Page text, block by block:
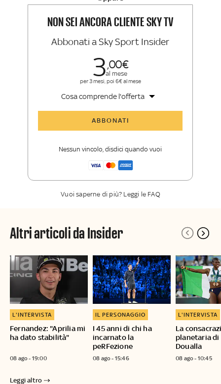
La newsletter esclusiva di Sky Sport
NON SEI ANCORA CLIENTE SKY TV
Abbonati a Sky Sport Insider
300
al mese
per 3 mesi, poi 6€ al mese
Cosa comprende l'offerta
Sport
La newsletter esclusiva di Sky Sport
ABBONATI
Nessun vincolo, disdici quando vuoi
Vuoi saperne di più? Leggi le FAQ
Altri articoli da Insider
Fernandez: "Aprilia mi
ha dato stabilità"
L'INTERVISTA
08 ago - 19:00
I 45 anni di chi ha
incarnato la
peRFezione
IL PERSONAGGIO
08 ago - 15:46
La
planetaria di
Doualla
L'INTERVISTA
08 ago - 10:45
Leggi altro